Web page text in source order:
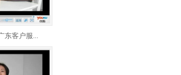
东客户服...